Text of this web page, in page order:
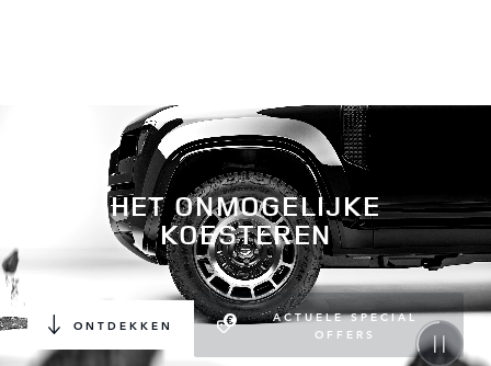
HET ONMOGELIJKE
KOESTEREN
ONTDEKKEN
ACTUELE SPECIAL
OFFERS